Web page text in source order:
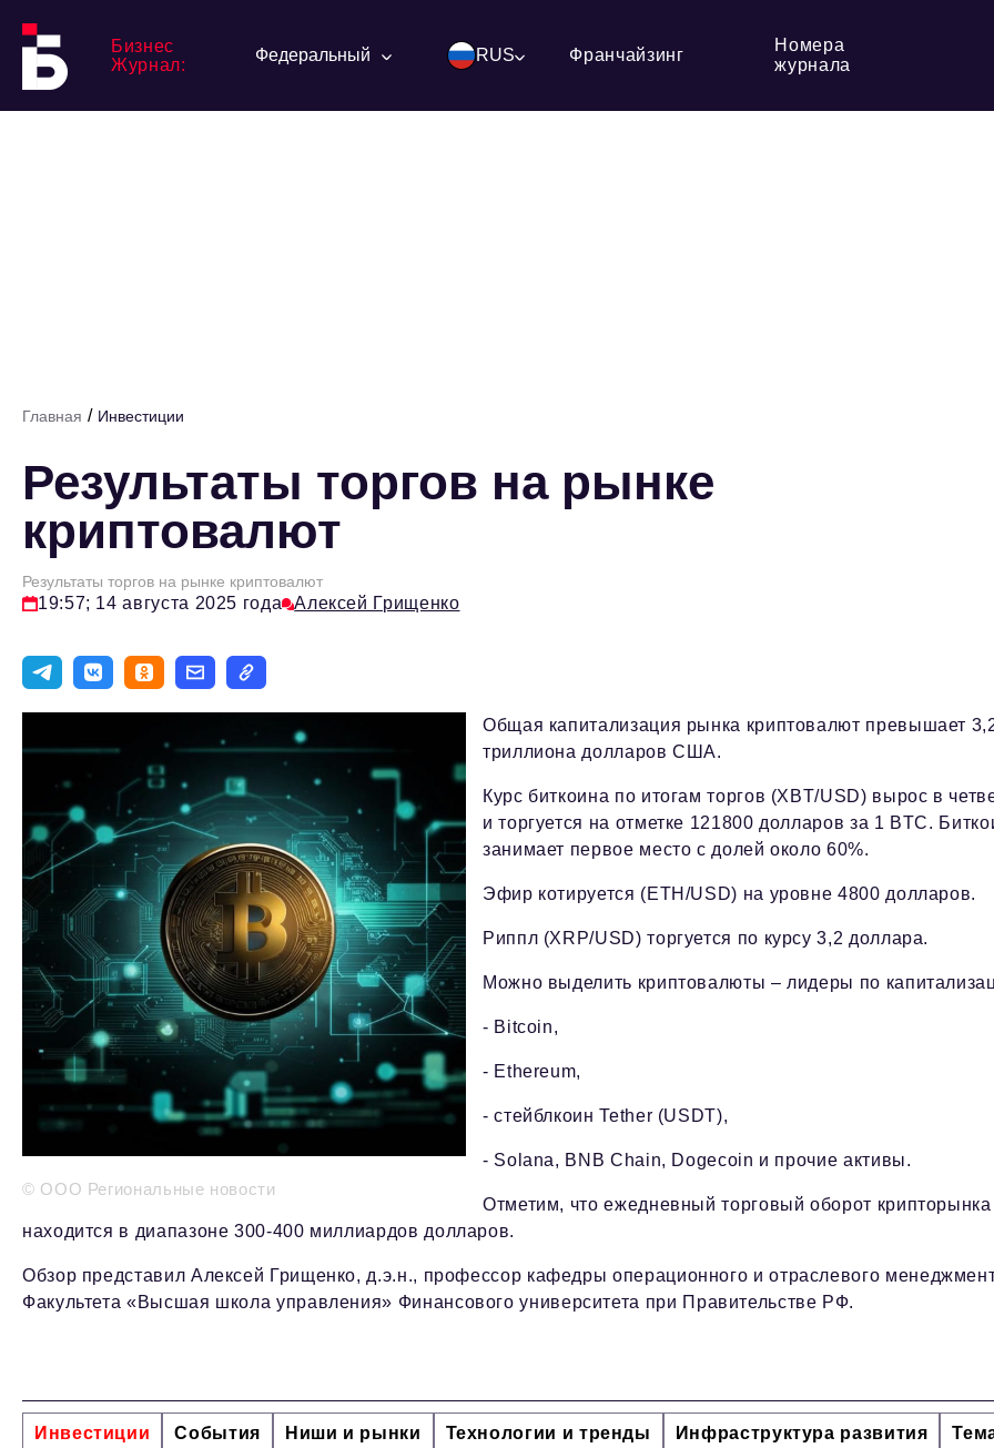
Бизнес
Журнал:
Федеральный RUS Франчайзинг
Номера
журнала
Главная / Инвестиции
Результаты торгов на рынке
криптовалют
Результаты торгов на рынке криптовалют
19:57; 14 августа 2025 года Алексей Грищенко
© ООО Региональные новости
Общая капитализация рынка криптовалют превышает
триллиона долларов США.
Курс биткоина по итогам торгов (XBT/USD) вырос в
и торгуется на отметке 121800 долларов за 1 BTC.
занимает первое место с долей около 60%.
Эфир котируется (ETH/USD) на уровне 4800 долларов.
Риппл (XRP/USD) торгуется по курсу 3,2 доллара.
Можно выделить криптовалюты – лидеры по
- Bitcoin,
- Ethereum,
- стейблкоин Tether (USDT),
- Solana, BNB Chain, Dogecoin и прочие активы.
Отметим, что ежедневный торговый оборот крипторынка
находится в диапазоне 300-400 миллиардов долларов.
Обзор представил Алексей Грищенко, д.э.н., профессор кафедры операционного и отраслевого
Факультета «Высшая школа управления» Финансового университета при Правительстве РФ.
Инвестиции События Ниши и рынки Технологии и тренды Инфраструктура развития